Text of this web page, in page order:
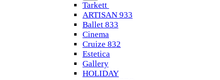
Tarkett
ARTISAN 933
Ballet 833
Cinema
Cruize 832
Estetica
Gallery
HOLIDAY